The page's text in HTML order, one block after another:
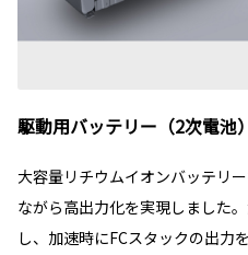
駆動用バッテリー（2次電池）
大容量リチウムイオンバッテリ
ながら高出力化を実現しました
し、加速時にFCスタックの出力